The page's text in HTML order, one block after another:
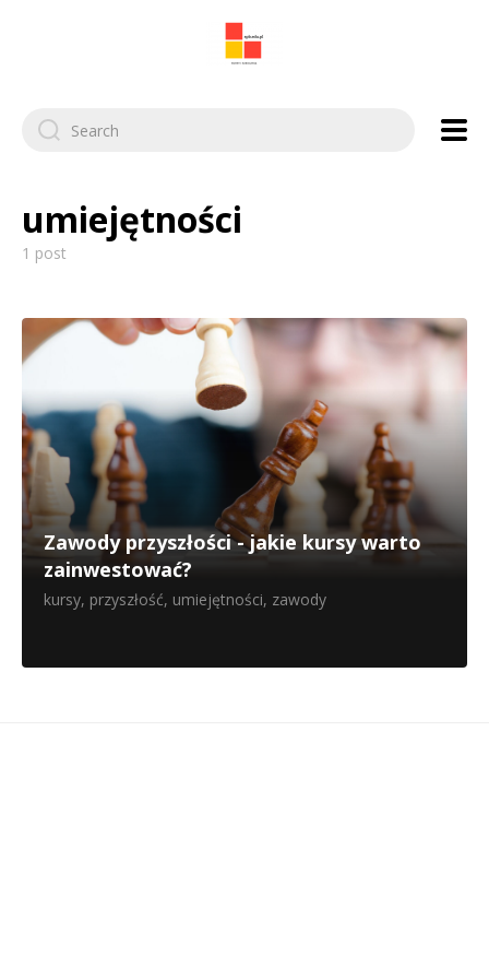
Search
for:
umiejętności
1 post
Zawody przyszłości - jakie kursy warto
zainwestować?
kursy, przyszłość, umiejętności, zawody